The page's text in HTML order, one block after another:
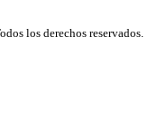
los derechos reservados.